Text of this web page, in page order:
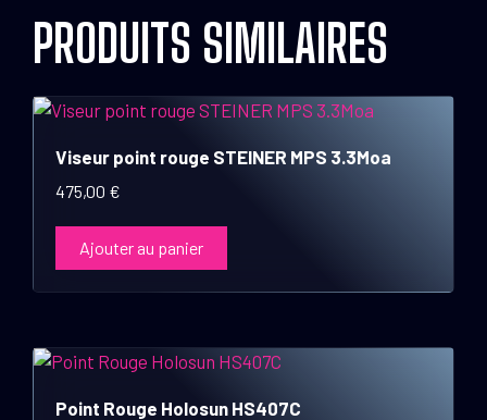
PRODUITS SIMILAIRES
Viseur point rouge STEINER MPS 3.3Moa
475,00 €
Ajouter au panier
Point Rouge Holosun HS407C